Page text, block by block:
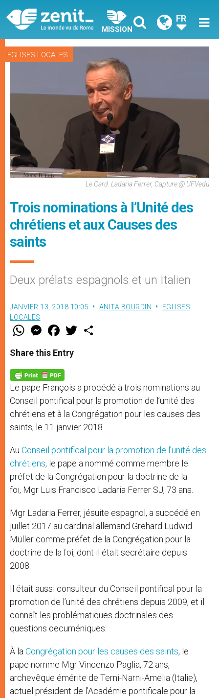
MISSION
FR
EGLISES LOCALES
Le Card. Ladaria Ferrer, Capture @ UFVedu
Trois nominations à l’Unité des
chrétiens et aux Causes des
saints
Deux prélats espagnols et un Italien
JANVIER 13, 2018 10:05 ANITA BOURDIN
EGLISES
LOCALES
W
t
s
p
p
M
e
s
e
g
e
r
F
a
e
b
o
k
w
Share this Entry
Le pape François a procédé à trois nominations au
Conseil pontifical pour la promotion de l’unité des
chrétiens et à la Congrégation pour les causes des
saints, le 11 janvier 2018.
Au Conseil pontifical pour la promotion de l’unité des
chrétiens, le pape a nommé comme membre le
préfet de la Congrégation pour la doctrine de la
foi, Mgr Luis Francisco Ladaria Ferrer SJ, 73 ans.
Mgr Ladaria Ferrer, jésuite espagnol, a succédé en
juillet 2017 au cardinal allemand Grehard Ludwid
Müller comme préfet de la Congrégation pour la
doctrine de la foi, dont il était secrétaire depuis
2008.
Il était aussi consulteur du Conseil pontifical pour la
promotion de l’unité des chrétiens depuis 2009, et il
connaît les problématiques doctrinales des
questions oecuméniques.
À la Congrégation pour les causes des saints, le
pape nomme Mgr Vincenzo Paglia, 72 ans,
archevêque émérite de Terni-Narni-Amelia (Italie),
actuel président de l’Académie pontificale pour la